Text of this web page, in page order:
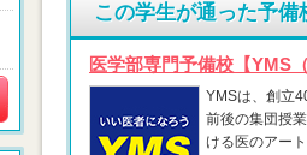
この学生が通った予備
医学部専門予備校【YMS
YMSは、創立
前後の集団授
ける医のアー